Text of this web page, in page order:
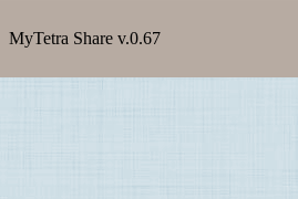
MyTetra Share v.0.67